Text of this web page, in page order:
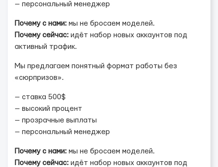
— персональный менеджер
Почему с нами: мы не бросаем моделей.
Почему сейчас: идёт набор новых аккаунтов под
активный трафик.
Мы предлагаем понятный формат работы без
«сюрпризов».
— ставка 500$
— высокий процент
— прозрачные выплаты
— персональный менеджер
Почему с нами: мы не бросаем моделей.
Почему сейчас: идёт набор новых аккаунтов под